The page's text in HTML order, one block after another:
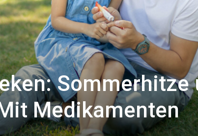
Sommerhitze
Medikamenten